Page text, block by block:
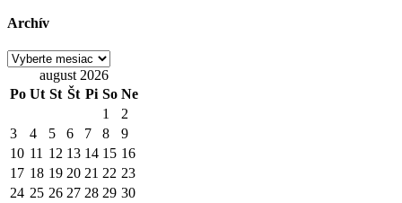
Archív
Archív
august 2026
Po Ut St Št Pi So Ne
1
2
3
4 5 6 7 8
9
10 11 12 13 14 15 16
17 18 19 20 21 22 23
24 25 26 27 28 29 30